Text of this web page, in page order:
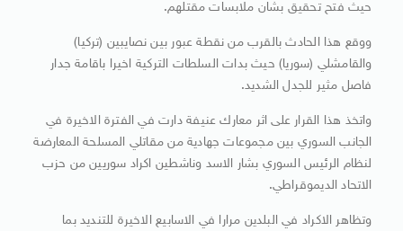
حيث فتح تحقيق بشان ملابسات مقتلهم.
ووقع هذا الحادث بالقرب من نقطة عبور بين نصايبين (تركيا)
والقامشلي (سوريا) حيث بدات السلطات التركية اخيرا باقامة جدار
فاصل مثير للجدل الشديد.
واتخذ هذا القرار على اثر معارك عنيفة دارت في الفترة الاخيرة في
الجانب السوري بين مجموعات جهادية من مقاتلي المسلحة المعارضة
لنظام الرئيس السوري بشار الاسد وناشطين اكراد سوريين من حزب
الاتحاد الديموقراطي.
وتظاهر الاكراد في البلدين مرارا في الاسابيع الاخيرة للتنديد بما